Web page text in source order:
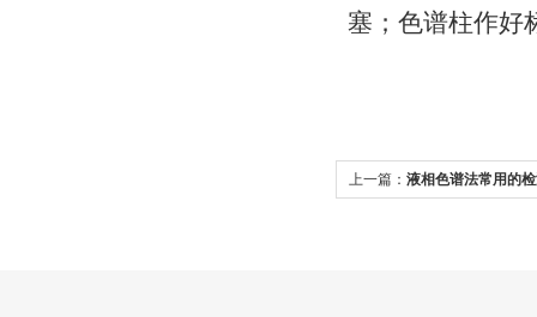
塞；色谱柱作好
上一篇： 液相色谱法常用的